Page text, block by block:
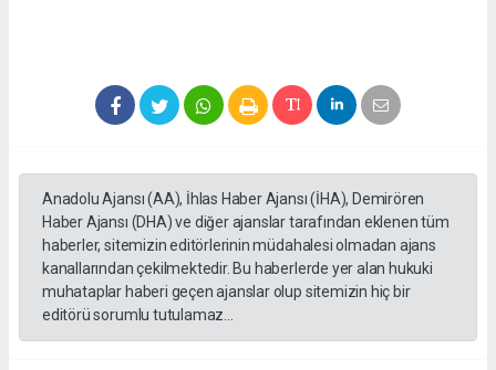
Anadolu Ajansı (AA), İhlas Haber Ajansı (İHA), Demirören
Haber Ajansı (DHA) ve diğer ajanslar tarafından eklenen tüm
haberler, sitemizin editörlerinin müdahalesi olmadan ajans
kanallarından çekilmektedir. Bu haberlerde yer alan hukuki
muhataplar haberi geçen ajanslar olup sitemizin hiç bir
editörü sorumlu tutulamaz...